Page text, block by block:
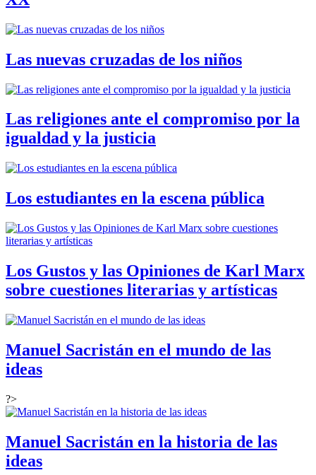
Las nuevas cruzadas de los niños
Las religiones ante el compromiso por la
igualdad y la justicia
Los estudiantes en la escena pública
Los Gustos y las Opiniones de Karl Marx
sobre cuestiones literarias y artísticas
Manuel Sacristán en el mundo de las
ideas
?>
Manuel Sacristán en la historia de las
ideas